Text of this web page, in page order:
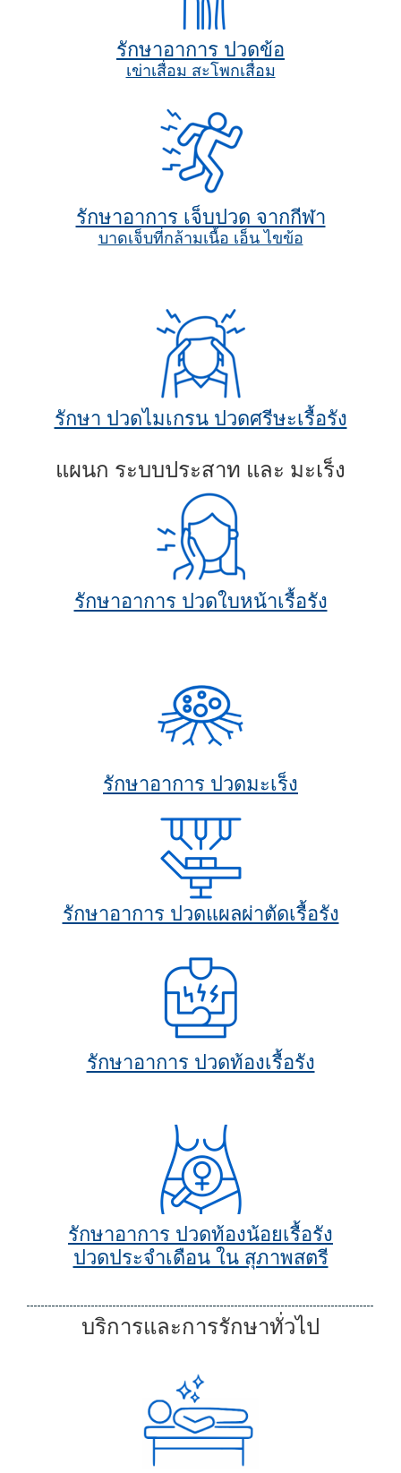
รักษาอาการ ปวดข้อ
เข่าเสื่อม สะโพกเสื่อม
รักษาอาการ เจ็บปวด จากกีฬา
บาดเจ็บที่กล้ามเนื้อ เอ็น ไขข้อ
รักษา ปวดไมเกรน ปวดศรีษะเรื้อรัง
แผนก ระบบประสาท และ มะเร็ง
รักษาอาการ ปวดใบหน้าเรื้อรัง
รักษาอาการ ปวดมะเร็ง
รักษาอาการ ปวดแผลผ่าตัดเรื้อรัง
รักษาอาการ ปวดท้องเรื้อรัง
รักษาอาการ ปวดท้องน้อยเรื้อรัง
ปวดประจำเดือน ใน สุภาพสตรี
บริการและการรักษาทั่วไป